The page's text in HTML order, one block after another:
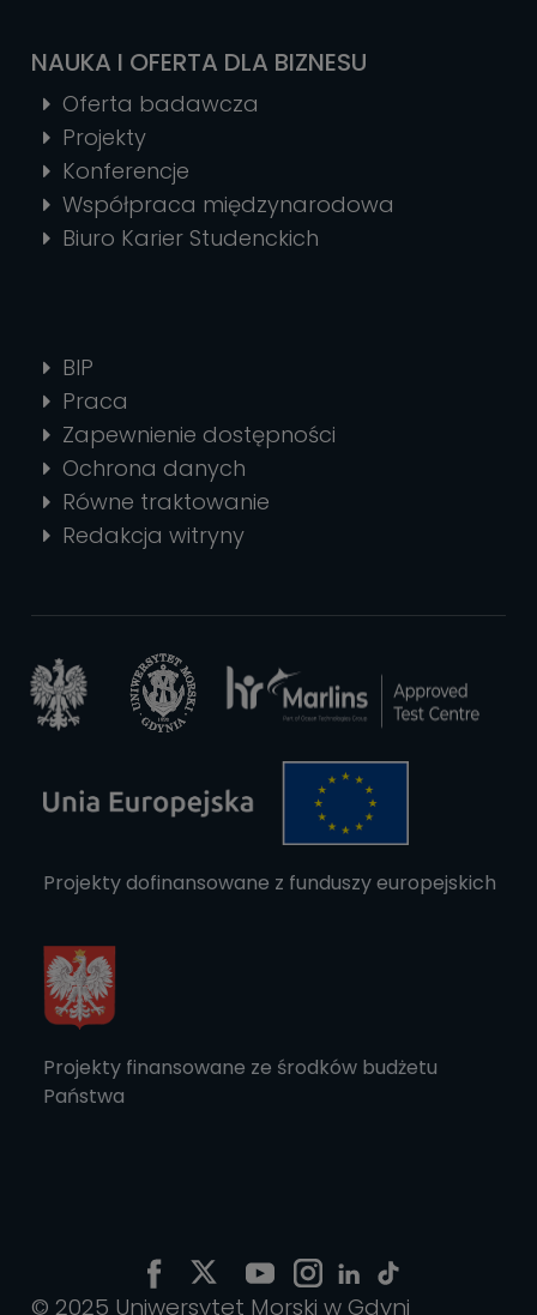
NAUKA I OFERTA DLA BIZNESU
Oferta badawcza
Projekty
Konferencje
Współpraca międzynarodowa
Biuro Karier Studenckich
BIP
Praca
Zapewnienie dostępności
Ochrona danych
Równe traktowanie
Redakcja witryny
Projekty dofinansowane z funduszy europejskich
Projekty finansowane ze środków budżetu
Państwa
© 2025 Uniwersytet Morski w Gdyni